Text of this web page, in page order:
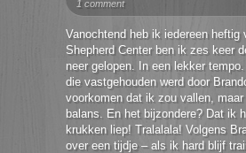
1 comment
Vanochtend heb ik iedereen heftig
Shepherd Center ben ik zes keer
neer gelopen. In een lekker
die vastgehouden werd door
voorkomen dat ik zou vallen,
balans. En het bijzondere? Dat ik
krukken liep! Tralalala! Volgens
over een tijdje – als ik hard blijf